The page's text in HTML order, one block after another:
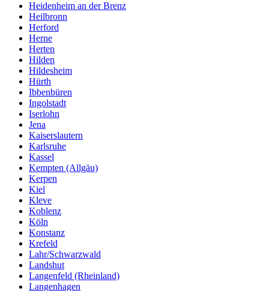
Heidenheim an der Brenz
Heilbronn
Herford
Herne
Herten
Hilden
Hildesheim
Hürth
Ibbenbüren
Ingolstadt
Iserlohn
Jena
Kaiserslautern
Karlsruhe
Kassel
Kempten (Allgäu)
Kerpen
Kiel
Kleve
Koblenz
Köln
Konstanz
Krefeld
Lahr/Schwarzwald
Landshut
Langenfeld (Rheinland)
Langenhagen